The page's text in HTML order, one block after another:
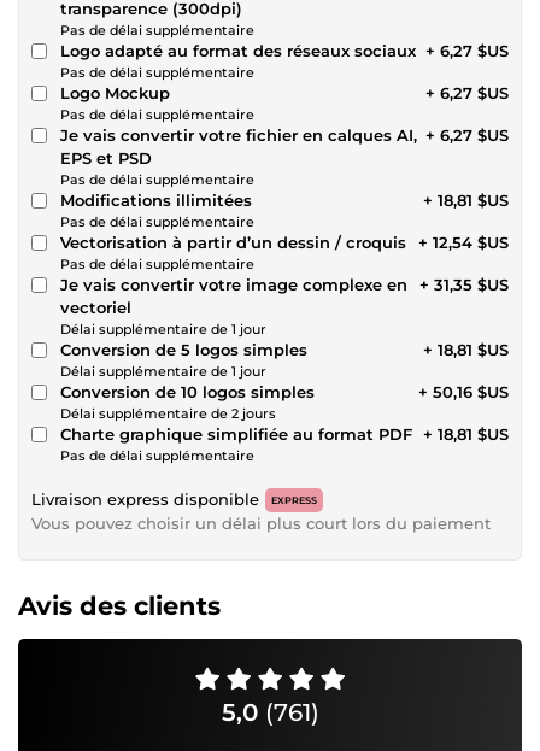
transparence (300dpi)
Pas de délai supplémentaire
Logo adapté au format des réseaux sociaux
Pas de délai supplémentaire
+ 6,27 $US
Logo Mockup
Pas de délai supplémentaire
+ 6,27 $US
Je vais convertir votre fichier en calques AI,
EPS et PSD
Pas de délai supplémentaire
+ 6,27 $US
Modifications illimitées
Pas de délai supplémentaire
+ 18,81 $US
Vectorisation à partir d’un dessin / croquis
Pas de délai supplémentaire
+ 12,54 $US
Je vais convertir votre image complexe en
vectoriel
Délai supplémentaire de 1 jour
+ 31,35 $US
Conversion de 5 logos simples
Délai supplémentaire de 1 jour
+ 18,81 $US
Conversion de 10 logos simples
Délai supplémentaire de 2 jours
+ 50,16 $US
Charte graphique simplifiée au format PDF
Pas de délai supplémentaire
+ 18,81 $US
Livraison express disponible EXPRESS
Vous pouvez choisir un délai plus court lors du paiement
Avis des clients
5,0 (761)